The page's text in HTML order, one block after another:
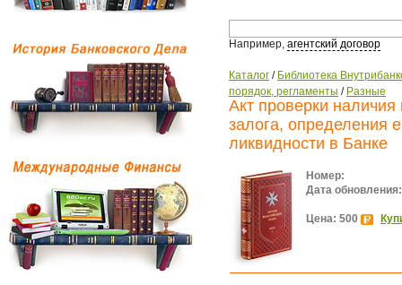
Например, агентский договор
Каталог / Библиотека
порядок, регламенты / Разные
Акт проверки
залога, определения
ликвидности в Банке
Номер:
Дата обновления:
Цена: 500